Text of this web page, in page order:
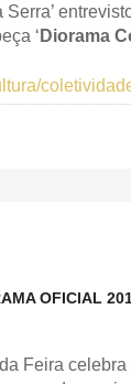
Serra’
‘ Diorama
OFICIAL
Feira